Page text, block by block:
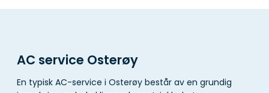
AC service Osterøy
En typisk AC-service i Osterøy består av en grundig